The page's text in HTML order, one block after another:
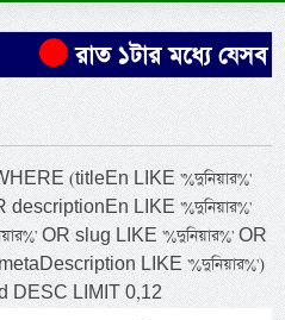
রাত ১টার মধ্যে যেসব
(titleEn LIKE '%দুনিয়ার%'
descriptionEn LIKE '%দুনিয়ার%'
OR slug LIKE '%দুনিয়ার%' OR
LIKE '%দুনিয়ার%')
DESC LIMIT 0,12